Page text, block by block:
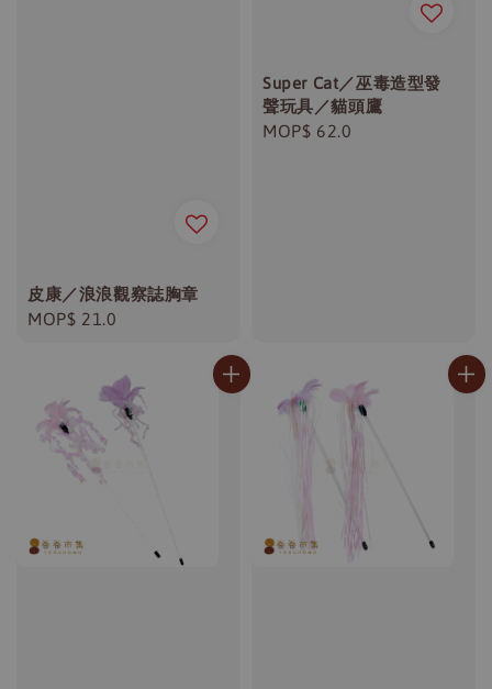
皮康／浪浪觀察誌胸章
Regular
MOP$ 21.0
Super Cat／巫毒造型發
聲玩具／貓頭鷹
Regular
MOP$ 62.0